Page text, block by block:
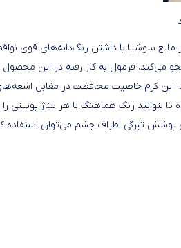
مایع سوشیا با داشتن رنگ‌دانه‌های قوی
می‌کند. فرمول به کار رفته در این
کرم خاصیت محافظت در مقابل اشعه‌های
رنگ هماهنگ با هر تناژ پوستی را
پوشش تیرگی اطراف چشم می‌توان استفاده